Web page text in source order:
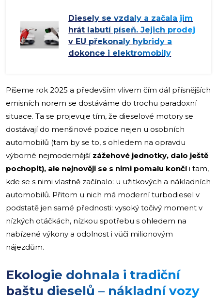
Diesely se vzdaly a začala jim
hrát labutí píseň. Jejich prodej
v EU překonaly hybridy a
dokonce i elektromobily
Píšeme rok 2025 a především vlivem čím dál přísnějších
emisních norem se dostáváme do trochu paradoxní
situace. Ta se projevuje tím, že dieselové motory se
dostávají do menšinové pozice nejen u osobních
automobilů (tam by se to, s ohledem na opravdu
výborné nejmodernější zážehové jednotky, dalo ještě
pochopit), ale nejnověji se s nimi pomalu končíi tam,
kde se s nimi vlastně začínalo: u užitkových a nákladních
automobilů. Přitom u nich má moderní turbodiesel v
podstatě jen samé přednosti: vysoký točivý moment v
nízkých otáčkách, nízkou spotřebu s ohledem na
nabízené výkony a odolnost i vůči milionovým
nájezdům.
Ekologie dohnala i tradiční
baštu dieselů – nákladní vozy